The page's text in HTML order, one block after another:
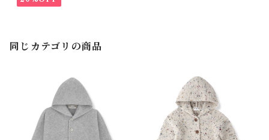
同じカテゴリの商品